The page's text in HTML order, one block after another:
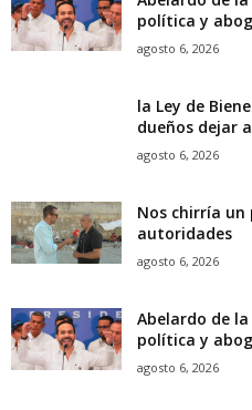
política y
agosto 6, 2026
la Ley de
dueños dejar
agosto 6, 2026
Nos chirría
autoridades
agosto 6, 2026
Abelardo de la
política y
agosto 6, 2026